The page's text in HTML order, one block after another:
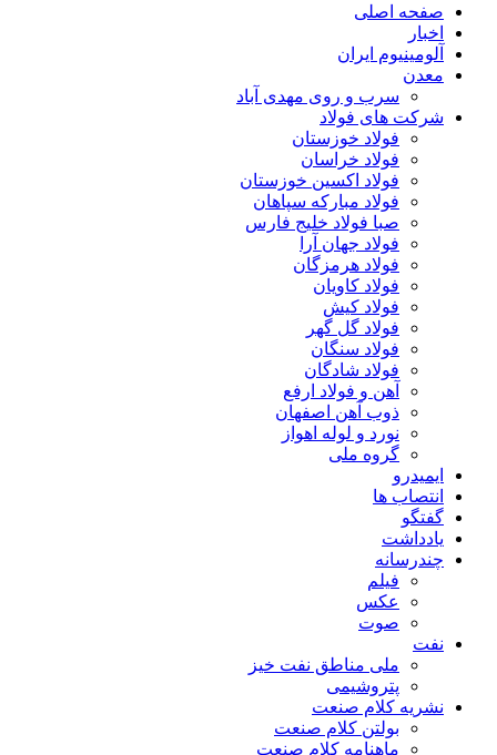
صفحه اصلی
اخبار
آلومینیوم ایران
معدن
سرب و روی مهدی آباد
شرکت های فولاد
فولاد خوزستان
فولاد خراسان
فولاد اکسین خوزستان
فولاد مبارکه سپاهان
صبا فولاد خلیج فارس
فولاد جهان آرا
فولاد هرمزگان
فولاد کاویان
فولاد کیش
فولاد گل گهر
فولاد سنگان
فولاد شادگان
آهن و فولاد ارفع
ذوب آهن اصفهان
نورد و لوله اهواز
گروه ملی
ایمیدرو
انتصاب ها
گفتگو
یادداشت
چندرسانه
فیلم
عکس
صوت
نفت
ملی مناطق نفت خیز
پتروشیمی
نشریه کلام صنعت
بولتن کلام صنعت
ماهنامه کلام صنعت